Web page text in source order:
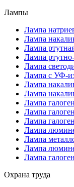
Лампы
Лампа
Лампа
Лампа
Лампа
Лампа
Лампа с УФ-
Лампа
Лампа
Лампа
Лампа
Лампа
Лампа
Лампа
Лампа
Лампа
Охрана труда